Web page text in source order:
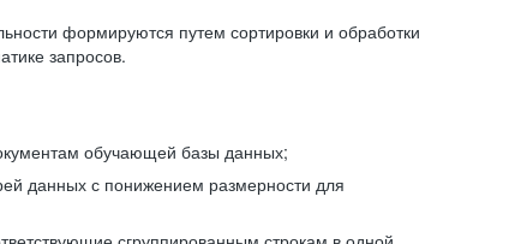
формируются путем сортировки и обработки
запросов.
обучающей базы данных;
данных с понижением размерности для